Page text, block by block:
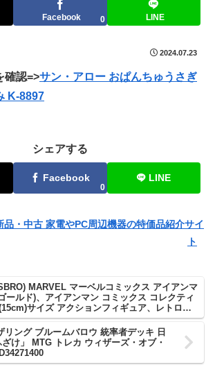
Facebook 0 LINE
2024.07.23
確認=>サン・アロー おぱんちゅうさぎ
K-8897
シェアする
Facebook
0
LINE
品・中古 家電やPC周辺機器の特価品紹介サイ
ト
MARVEL マーベルコミックス アイアンマ
ールド)、アイアンマン コミックス コレクティ
サイズ アクションフィギュア、レトロデ
ターパッケージ F9026 正規品
リング ブルームバロウ 統率者デッキ 日
け」 MTG トレカ ウィザーズ・オブ・